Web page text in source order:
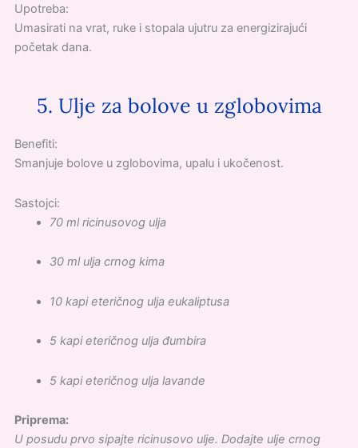
Upotreba:
Umasirati na vrat, ruke i stopala ujutru za energizirajući
početak dana.
5. Ulje za bolove u zglobovima
Benefiti:
Smanjuje bolove u zglobovima, upalu i ukočenost.
Sastojci:
70 ml ricinusovog ulja
30 ml ulja crnog kima
10 kapi eteričnog ulja eukaliptusa
5 kapi eteričnog ulja đumbira
5 kapi eteričnog ulja lavande
Priprema:
U posudu prvo sipajte ricinusovo ulje. Dodajte ulje crnog